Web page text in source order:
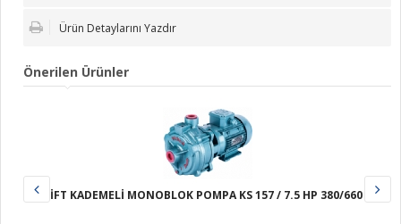
Ürün Detaylarını Yazdır
Önerilen Ürünler
ÇİFT KADEMELİ MONOBLOK POMPA KS 157 / 7.5 HP 380/660 V